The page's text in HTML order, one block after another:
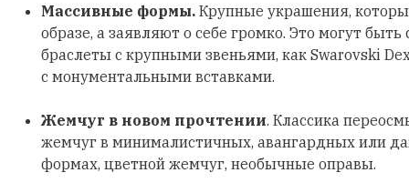
Массивные формы. Крупные украшения,
образе, а заявляют о себе громко. Это могут быть
браслеты с крупными звеньями, как Swarovski
с монументальными вставками.
Жемчуг в новом прочтении. Классика
жемчуг в минималистичных, авангардных или
формах, цветной жемчуг, необычные оправы.